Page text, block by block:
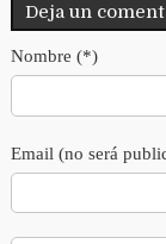
Deja un
Nombre (*)
Email (no será